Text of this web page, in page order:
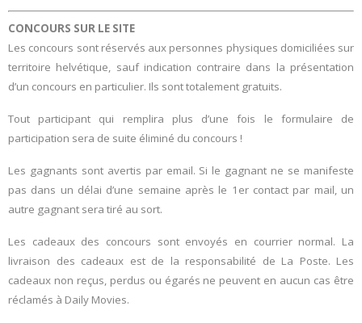
CONCOURS SUR LE SITE
Les concours sont réservés aux personnes physiques domiciliées sur
territoire helvétique, sauf indication contraire dans la présentation
d’un concours en particulier. Ils sont totalement gratuits.
Tout participant qui remplira plus d’une fois le formulaire de
participation sera de suite éliminé du concours !
Les gagnants sont avertis par email. Si le gagnant ne se manifeste
pas dans un délai d’une semaine après le 1er contact par mail, un
autre gagnant sera tiré au sort.
Les cadeaux des concours sont envoyés en courrier normal. La
livraison des cadeaux est de la responsabilité de La Poste. Les
cadeaux non reçus, perdus ou égarés ne peuvent en aucun cas être
réclamés à Daily Movies.